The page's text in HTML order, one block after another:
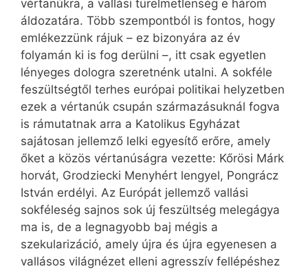
vértanúkra, a vallási türelmetlenség e három
áldozatára. Több szempontból is fontos, hogy
emlékezzünk rájuk – ez bizonyára az év
folyamán ki is fog derülni –, itt csak egyetlen
lényeges dologra szeretnénk utalni. A sokféle
feszültségtől terhes európai politikai helyzetben
ezek a vértanúk csupán származásuknál fogva
is rámutatnak arra a Katolikus Egyházat
sajátosan jellemző lelki egyesítő erőre, amely
őket a közös vértanúságra vezette: Kőrösi Márk
horvát, Grodziecki Menyhért lengyel, Pongrácz
István erdélyi. Az Európát jellemző vallási
sokféleség sajnos sok új feszültség melegágya
ma is, de a legnagyobb baj mégis a
szekularizáció, amely újra és újra egyenesen a
vallásos világnézet elleni agresszív fellépéshez